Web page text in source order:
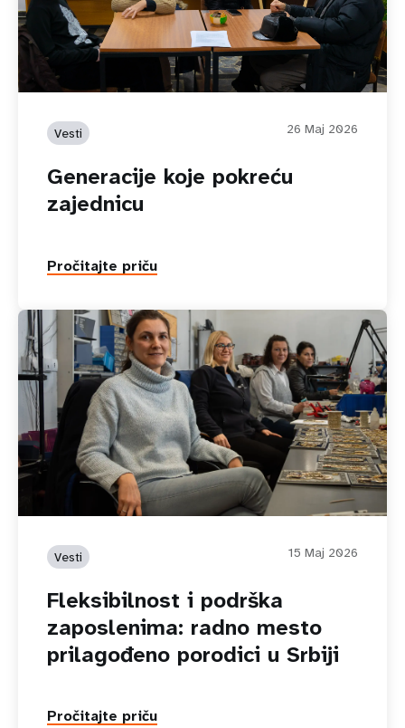
Vesti 26 Maj 2026
Generacije koje pokreću
zajednicu
Pročitajte priču
Vesti 15 Maj 2026
Fleksibilnost i podrška
zaposlenima: radno mesto
prilagođeno porodici u Srbiji
Pročitajte priču